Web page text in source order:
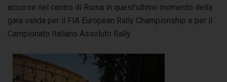
accorse nel centro di Roma in quest’ultimo momento della
gara valida per il FIA European Rally Championship e per il
Campionato Italiano Assoluto Rally.